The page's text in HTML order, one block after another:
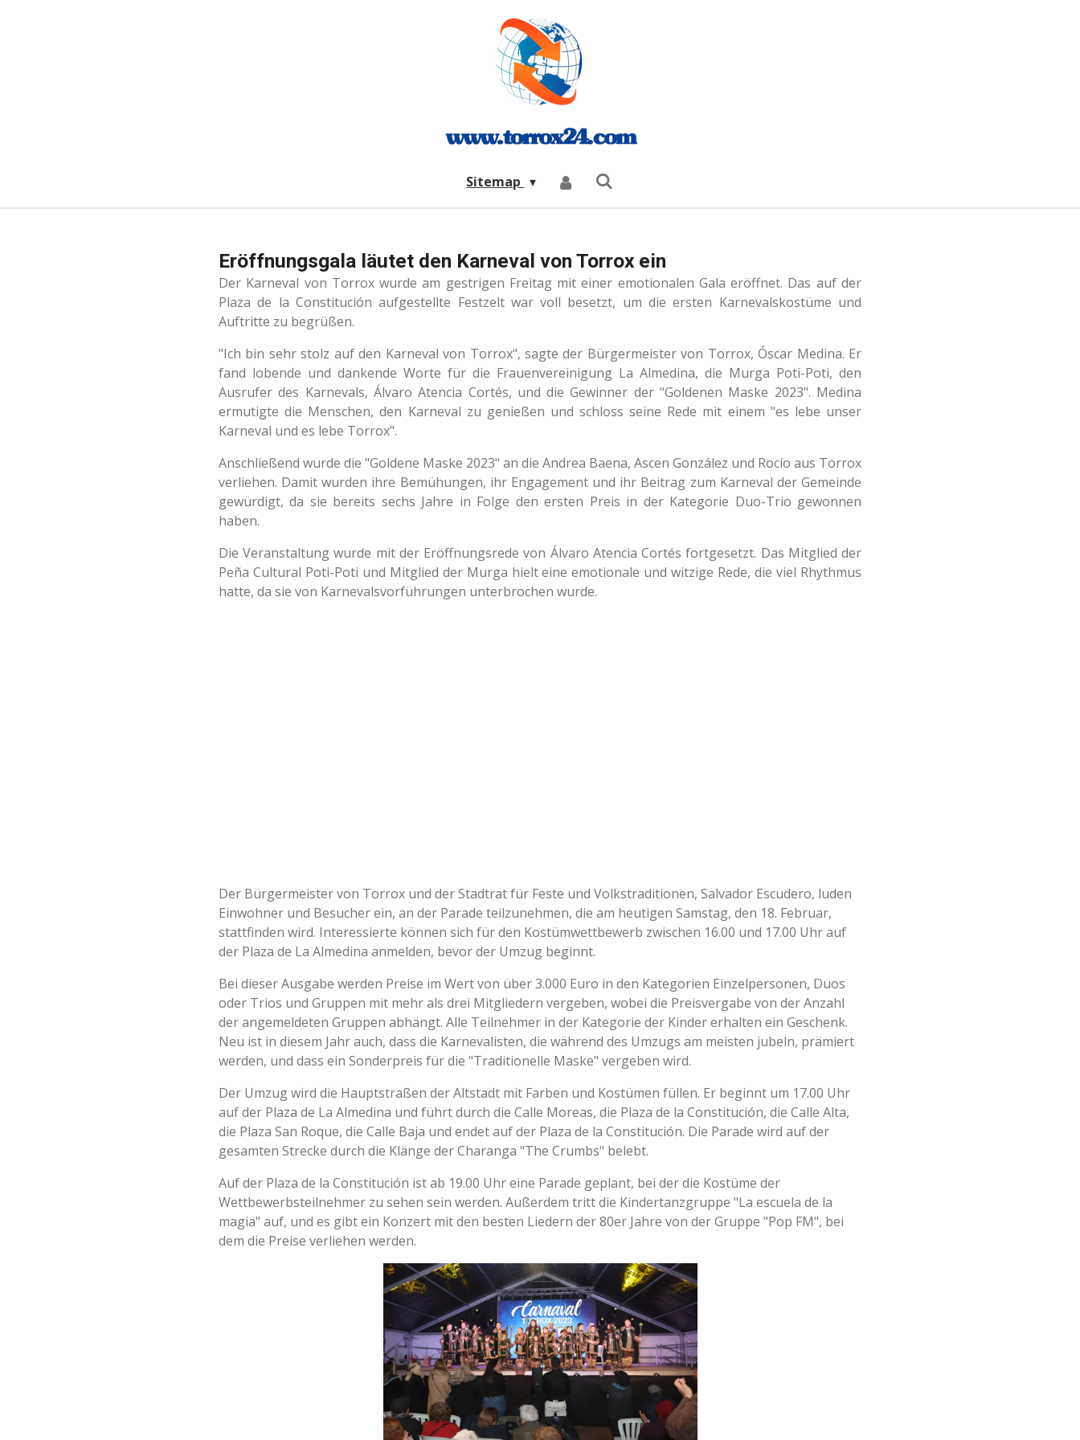
Sitemap
Eröffnungsgala läutet den Karneval von Torrox ein
Der Karneval von Torrox wurde am gestrigen Freitag mit einer emotionalen Gala eröffnet. Das auf der
Plaza de la Constitución aufgestellte Festzelt war voll besetzt, um die ersten Karnevalskostüme und
Auftritte zu begrüßen.
"Ich bin sehr stolz auf den Karneval von Torrox", sagte der Bürgermeister von Torrox, Óscar Medina. Er
fand lobende und dankende Worte für die Frauenvereinigung La Almedina, die Murga Poti-Poti, den
Ausrufer des Karnevals, Álvaro Atencia Cortés, und die Gewinner der "Goldenen Maske 2023". Medina
ermutigte die Menschen, den Karneval zu genießen und schloss seine Rede mit einem "es lebe unser
Karneval und es lebe Torrox".
Anschließend wurde die "Goldene Maske 2023" an die Andrea Baena, Ascen González und Rocío aus Torrox
verliehen. Damit wurden ihre Bemühungen, ihr Engagement und ihr Beitrag zum Karneval der Gemeinde
gewürdigt, da sie bereits sechs Jahre in Folge den ersten Preis in der Kategorie Duo-Trio gewonnen
haben.
Die Veranstaltung wurde mit der Eröffnungsrede von Álvaro Atencia Cortés fortgesetzt. Das Mitglied der
Peña Cultural Poti-Poti und Mitglied der Murga hielt eine emotionale und witzige Rede, die viel Rhythmus
hatte, da sie von Karnevalsvorführungen unterbrochen wurde.
Der Bürgermeister von Torrox und der Stadtrat für Feste und Volkstraditionen, Salvador Escudero, luden
Einwohner und Besucher ein, an der Parade teilzunehmen, die am heutigen Samstag, den 18. Februar,
stattfinden wird. Interessierte können sich für den Kostümwettbewerb zwischen 16.00 und 17.00 Uhr auf
der Plaza de La Almedina anmelden, bevor der Umzug beginnt.
Bei dieser Ausgabe werden Preise im Wert von über 3.000 Euro in den Kategorien Einzelpersonen, Duos
oder Trios und Gruppen mit mehr als drei Mitgliedern vergeben, wobei die Preisvergabe von der Anzahl
der angemeldeten Gruppen abhängt. Alle Teilnehmer in der Kategorie der Kinder erhalten ein Geschenk.
Neu ist in diesem Jahr auch, dass die Karnevalisten, die während des Umzugs am meisten jubeln, prämiert
werden, und dass ein Sonderpreis für die "Traditionelle Maske" vergeben wird.
Der Umzug wird die Hauptstraßen der Altstadt mit Farben und Kostümen füllen. Er beginnt um 17.00 Uhr
auf der Plaza de La Almedina und führt durch die Calle Moreas, die Plaza de la Constitución, die Calle Alta,
die Plaza San Roque, die Calle Baja und endet auf der Plaza de la Constitución. Die Parade wird auf der
gesamten Strecke durch die Klänge der Charanga "The Crumbs" belebt.
Auf der Plaza de la Constitución ist ab 19.00 Uhr eine Parade geplant, bei der die Kostüme der
Wettbewerbsteilnehmer zu sehen sein werden. Außerdem tritt die Kindertanzgruppe "La escuela de la
magia" auf, und es gibt ein Konzert mit den besten Liedern der 80er Jahre von der Gruppe "Pop FM", bei
dem die Preise verliehen werden.